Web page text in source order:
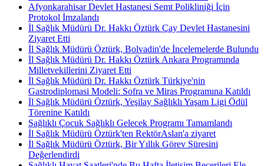
Afyonkarahisar Devlet Hastanesi Semt Polikliniği İçin
Protokol İmzalandı
İl Sağlık Müdürü Dr. Hakkı Öztürk Çay Devlet Hastanesini
Ziyaret Etti
İl Sağlık Müdürü Öztürk, Bolvadin'de İncelemelerde Bulundu
İl Sağlık Müdürü Dr. Hakkı Öztürk Ankara Programında
Milletvekillerini Ziyaret Etti
İl Sağlık Müdürü Dr. Hakkı Öztürk Türkiye'nin
Gastrodiplomasi Modeli: Sofra ve Miras Programına Katıldı
İl Sağlık Müdürü Öztürk, Yeşilay Sağlıklı Yaşam Ligi Ödül
Törenine Katıldı
Sağlıklı Çocuk Sağlıklı Gelecek Programı Tamamlandı
İl Sağlık Müdürü Öztürk'ten RektörAslan'a ziyaret
İl Sağlık Müdürü Öztürk, Bir Yıllık Görev Süresini
Değerlendirdi